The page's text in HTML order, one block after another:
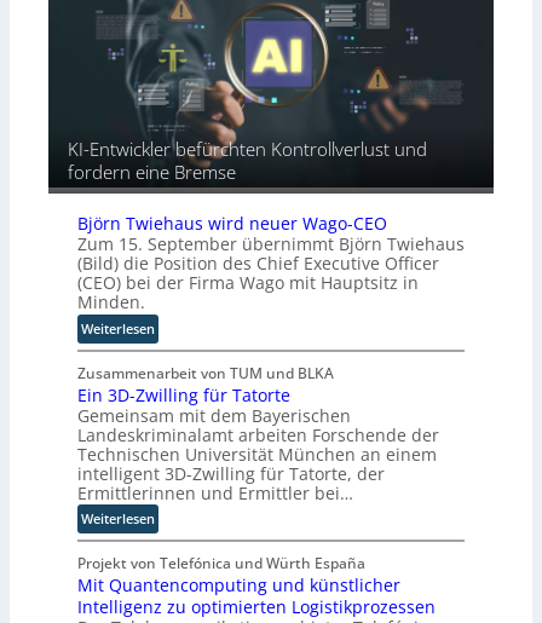
i
e
u
n
a
f
c
-
u
s
b
a
u
t
-
u
r
ä
i
c
h
e
n
R
o
u
t
e
r
-
H
e
r
s
e
l
l
s
n
a
h
u
t
o
m
a
t
i
s
i
e
r
u
n
g
s
l
ö
s
u
n
g
e
KI-Entwickler befürchten Kontrollverlust und
fordern eine Bremse
Björn Twiehaus wird neuer Wago-CEO
Zum 15. September übernimmt Björn Twiehaus
(Bild) die Position des Chief Executive Officer
(CEO) bei der Firma Wago mit Hauptsitz in
Minden.
Weiterlesen:
B
j
ö
r
n
T
w
i
e
h
a
u
s
Zusammenarbeit von TUM und BLKA
Ein 3D-Zwilling für Tatorte
Gemeinsam mit dem Bayerischen
Landeskriminalamt arbeiten Forschende der
Technischen Universität München an einem
intelligent 3D-Zwilling für Tatorte, der
Ermittlerinnen und Ermittler bei…
Weiterlesen:
E
i
n
3
Projekt von Telefónica und Würth España
Mit Quantencomputing und künstlicher
Intelligenz zu optimierten Logistikprozessen